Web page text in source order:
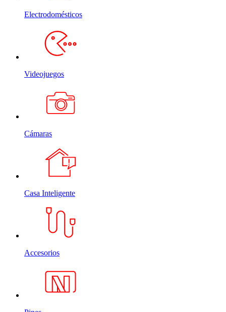
Electrodomésticos
Videojuegos
Cámaras
Casa Inteligente
Accesorios